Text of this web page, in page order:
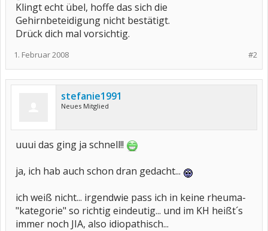
Klingt echt übel, hoffe das sich die
Gehirnbeteidigung nicht bestätigt.
Drück dich mal vorsichtig.
#2
1. Februar 2008
stefanie1991
Neues Mitglied
uuui das ging ja schnell!!
ja, ich hab auch schon dran gedacht...
ich weiß nicht... irgendwie pass ich in keine rheuma-
"kategorie" so richtig eindeutig... und im KH heißt´s
immer noch JIA, also idiopathisch...